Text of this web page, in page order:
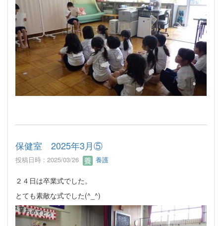
保健室 2025年3月⑤
投稿日時 : 2025/03/26 養護
２４日は卒業式でした。
とても素敵な式でした(^_^)